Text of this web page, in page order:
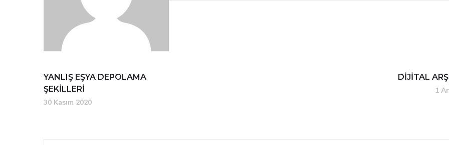
YANLIŞ EŞYA DEPOLAMA
ŞEKİLLERİ
30 Kasım 2020
DİJİTAL
1